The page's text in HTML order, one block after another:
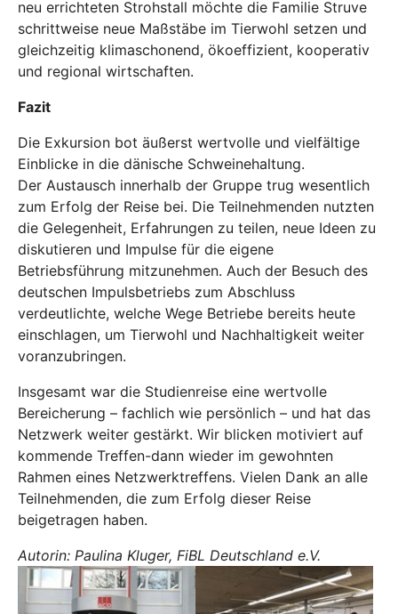
Show larger version Show larger version
neu errichteten Strohstall möchte die Familie Struve
schrittweise neue Maßstäbe im Tierwohl setzen und
gleichzeitig klimaschonend, ökoeffizient, kooperativ
und regional wirtschaften.
Fazit
Die Exkursion bot äußerst wertvolle und vielfältige
Einblicke in die dänische Schweinehaltung.
Der Austausch innerhalb der Gruppe trug wesentlich
zum Erfolg der Reise bei. Die Teilnehmenden nutzten
die Gelegenheit, Erfahrungen zu teilen, neue Ideen zu
diskutieren und Impulse für die eigene
Betriebsführung mitzunehmen. Auch der Besuch des
deutschen Impulsbetriebs zum Abschluss
verdeutlichte, welche Wege Betriebe bereits heute
einschlagen, um Tierwohl und Nachhaltigkeit weiter
voranzubringen.
Insgesamt war die Studienreise eine wertvolle
Bereicherung – fachlich wie persönlich – und hat das
Netzwerk weiter gestärkt. Wir blicken motiviert auf
kommende Treffen-dann wieder im gewohnten
Rahmen eines Netzwerktreffens. Vielen Dank an alle
Teilnehmenden, die zum Erfolg dieser Reise
beigetragen haben.
Autorin: Paulina Kluger, FiBL Deutschland e.V.